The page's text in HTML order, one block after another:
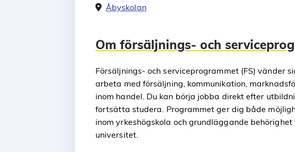
Åbyskolan
Om försäljnings- och
Försäljnings- och serviceprogrammet (FS) vänder
arbeta med försäljning, kommunikation,
inom handel. Du kan börja jobba direkt efter
fortsätta studera. Programmet ger dig både
inom yrkeshögskola och grundläggande
universitet.